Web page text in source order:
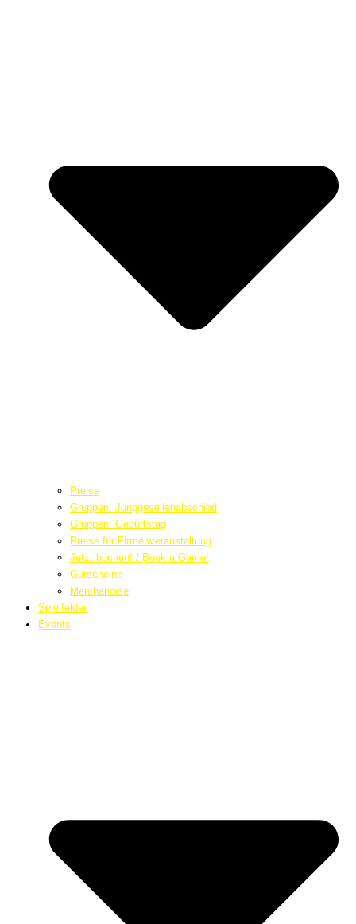
Preise
Gruppen: Junggesellenabschied
Gruppen: Geburtstag
Preise für Firmenveranstaltung
Jetzt buchen! / Book a Game!
Gutscheine
Merchandise
Spielfelder
Events